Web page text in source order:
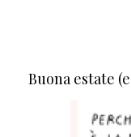
Buona estate